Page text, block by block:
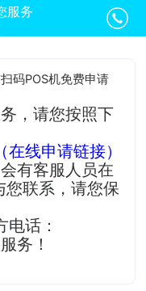
服务
码POS机免费申请
，请您按照下
（在线申请链接）
有客服人员在
您联系，请您保
话：
务！